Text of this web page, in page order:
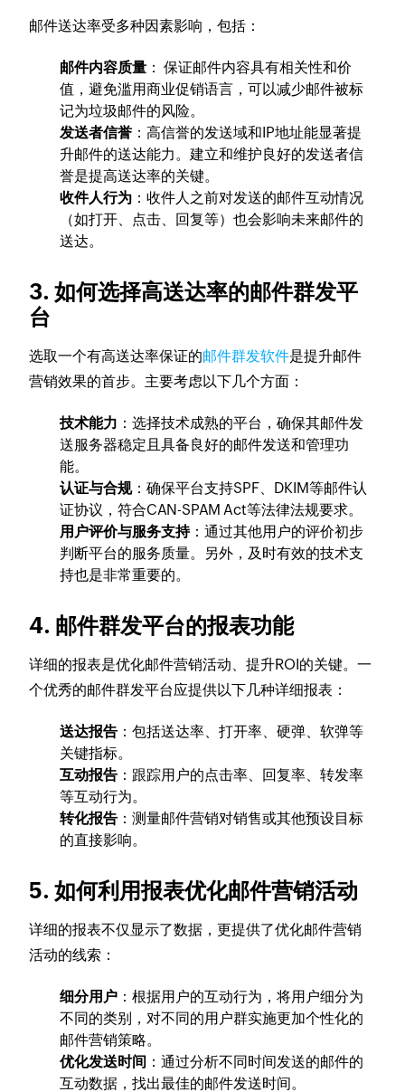
邮件送达率受多种因素影响，包括：
邮件内容质量 ： 保证邮件内容具有相关性和价
值，避免滥用商业促销语言，可以减少邮件被标
记为垃圾邮件的风险。
发送者信誉 ：高信誉的发送域和IP地址能显著提
升邮件的送达能力。建立和维护良好的发送者信
誉是提高送达率的关键。
收件人行为 ：收件人之前对发送的邮件互动情况
（如打开、点击、回复等）也会影响未来邮件的
送达。
3. 如何选择高送达率的邮件群发平
台
选取一个有高送达率保证的邮件群发软件是提升邮件
营销效果的首步。主要考虑以下几个方面：
技术能力 ：选择技术成熟的平台，确保其邮件发
送服务器稳定且具备良好的邮件发送和管理功
能。
认证与合规：确保平台支持SPF、DKIM等邮件认
证协议，符合CAN-SPAM Act等法律法规要求。
用户评价与服务支持：通过其他用户的评价初步
判断平台的服务质量。另外，及时有效的技术支
持也是非常重要的。
4. 邮件群发平台的报表功能
详细的报表是优化邮件营销活动、提升ROI的关键。一
个优秀的邮件群发平台应提供以下几种详细报表：
送达报告 ：包括送达率、打开率、硬弹、软弹等
关键指标。
互动报告 ：跟踪用户的点击率、回复率、转发率
等互动行为。
转化报告 ：测量邮件营销对销售或其他预设目标
的直接影响。
5. 如何利用报表优化邮件营销活动
详细的报表不仅显示了数据，更提供了优化邮件营销
活动的线索：
细分用户 ：根据用户的互动行为，将用户细分为
不同的类别，对不同的用户群实施更加个性化的
邮件营销策略。
优化发送时间 ：通过分析不同时间发送的邮件的
互动数据，找出最佳的邮件发送时间。